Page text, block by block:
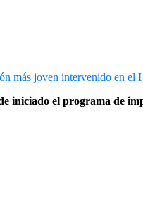
iniciado el programa de